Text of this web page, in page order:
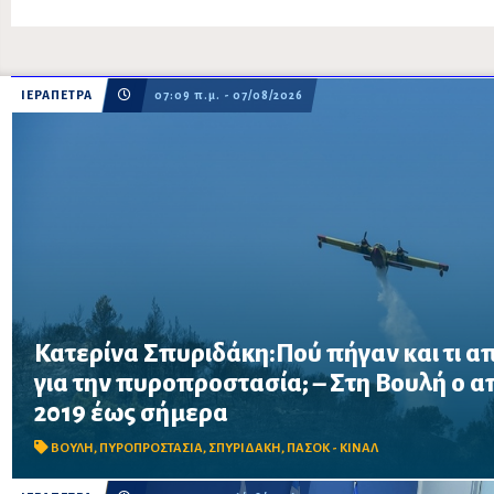
ΙΕΡΑΠΕΤΡΑ 07:09 π.μ. - 07/08/2026
Κατερίνα Σπυριδάκη:Πού πήγαν και τι
για την πυροπροστασία; – Στη Βουλή ο
2019 έως σήμερα
ΒΟΥΛΗ, ΠΥΡΟΠΡΟΣΤΑΣΙΑ, ΣΠΥΡΙΔΑΚΗ, ΠΑΣΟΚ - ΚΙΝΑΛ
Το ΠΑΣΟΚ ζητά πλήρη απολογισμό των χρηματοδοτήσεων από το
προγράμματα «ΑΙΓΙΣ» και AntiNero, καθώς και απαντήσεις για
μέσα και έργα πρόληψης